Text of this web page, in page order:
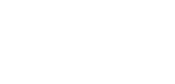
Unterschrift abgeben und
ab 10 Jahren erforderlich.
Sie
(zum Beispiel einem